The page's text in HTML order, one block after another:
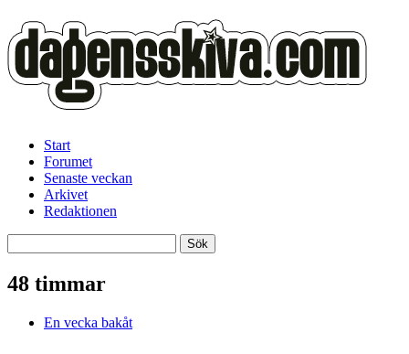
Start
Forumet
Senaste veckan
Arkivet
Redaktionen
48 timmar
En vecka bakåt